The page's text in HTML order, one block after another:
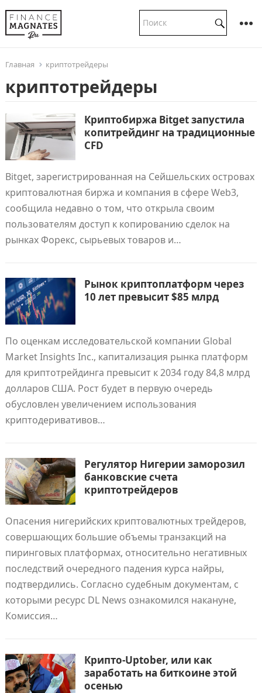
Главная криптотрейдеры
криптотрейдеры
Криптобиржа Bitget запустила
копитрейдинг на традиционные
CFD
Bitget, зарегистрированная на Сейшельских островах
криптовалютная биржа и компания в сфере Web3,
сообщила недавно о том, что открыла своим
пользователям доступ к копированию сделок на
рынках Форекс, сырьевых товаров и…
Рынок криптоплатформ через
10 лет превысит $85 млрд
По оценкам исследовательской компании Global
Market Insights Inc., капитализация рынка платформ
для криптотрейдинга превысит к 2034 году 84,8 млрд
долларов США. Рост будет в первую очередь
обусловлен увеличением использования
криптодеривативов…
Регулятор Нигерии заморозил
банковские счета
криптотрейдеров
Опасения нигерийских криптовалютных трейдеров,
совершающих большие объемы транзакций на
пиринговых платформах, относительно негативных
последствий очередного падения курса найры,
подтвердились. Согласно судебным документам, с
которыми ресурс DL News ознакомился накануне,
Комиссия…
Крипто-Uptober, или как
заработать на биткоине этой
осенью